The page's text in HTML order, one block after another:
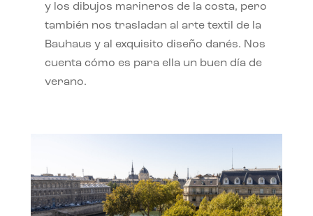
y los dibujos marineros de la costa, pero
también nos trasladan al arte textil de la
Bauhaus y al exquisito diseño danés. Nos
cuenta cómo es para ella un buen día de
verano.